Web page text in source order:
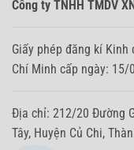
Công ty TNHH TMDV
Giấy phép đăng kí Kinh
Chí Minh cấp ngày: 15/
Địa chỉ: 212/20 Đường
Tây, Huyện Củ Chi,